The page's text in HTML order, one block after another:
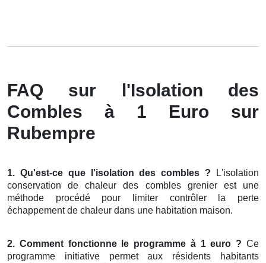
FAQ sur l'Isolation des
Combles à 1 Euro sur
Rubempre
1. Qu'est-ce que l'isolation des combles ? L'isolation
conservation de chaleur des combles grenier est une
méthode procédé pour limiter contrôler la perte
échappement de chaleur dans une habitation maison.
2. Comment fonctionne le programme à 1 euro ? Ce
programme initiative permet aux résidents habitants